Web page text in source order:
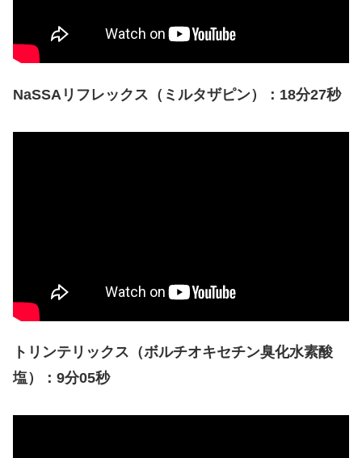
NaSSAリフレックス（ミルタザピン）：18分27秒
トリンテリックス（ボルチオキセチン臭化水素酸
塩）：9分05秒